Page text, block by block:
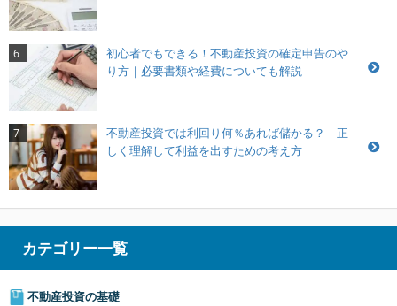
6
初心者でもできる！不動産投資の確定申告のや
り方｜必要書類や経費についても解説
7
不動産投資では利回り何％あれば儲かる？｜正
しく理解して利益を出すための考え方
カテゴリー一覧
不動産投資の基礎